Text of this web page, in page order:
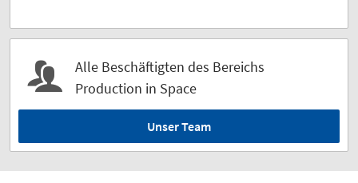
Alle Beschäftigten des Bereichs
Production in Space
Unser Team